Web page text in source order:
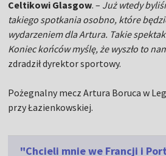
Celtikowi Glasgow. – Już wtedy
takiego spotkania osobno, które
wydarzeniem dla Artura. Takie
Koniec końców myślę, że wyszło to
zdradził dyrektor sportowy.
Pożegnalny mecz Artura Boruca w
przy Łazienkowskiej.
"Chcieli mnie we Francji i